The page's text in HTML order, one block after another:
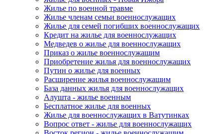
Жилье по военной травме
Жилье членам семьи военнослужащих
Жилье для семей погибших военнослужащих
Кредит на жилье для военнослужащих
Медведев о жилье для военнослужащих
Приказ о жилье военнослужащим
Приобретение жилья для военнослужащих
Путин о жилье для военных
Расширение жилья военнослужащим
База данных жилья для военнослужащих
Алушта - жилье военным
Бесплатное жилье для военных
Жилье для военнослужащих в Ватутинках
Вопрос ответ - жилье для военнослужащих